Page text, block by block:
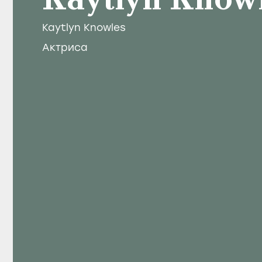
Kaytlyn Knowles
Актриса